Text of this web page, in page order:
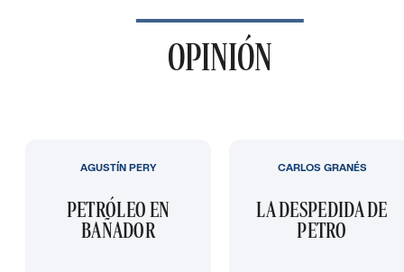
OPINIÓN
PETRÓLEO EN
BAÑADOR
AGUSTÍN PERY
LA DESPEDIDA DE
PETRO
CARLOS GRANÉS